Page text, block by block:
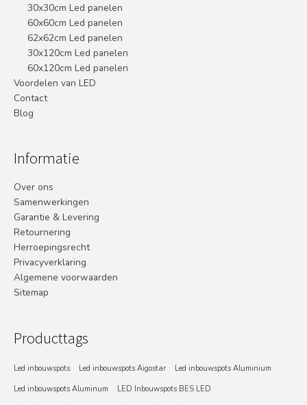
30x30cm Led panelen
60x60cm Led panelen
62x62cm Led panelen
30x120cm Led panelen
60x120cm Led panelen
Voordelen van LED
Contact
Blog
Informatie
Over ons
Samenwerkingen
Garantie & Levering
Retournering
Herroepingsrecht
Privacyverklaring
Algemene voorwaarden
Sitemap
Producttags
Led inbouwspots Led inbouwspots Aigostar
Led inbouwspots Aluminium
Led inbouwspots Aluminum
LED Inbouwspots BES LED